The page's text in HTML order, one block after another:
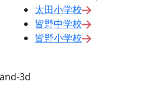
太田小学校
皆野中学校
皆野小学校